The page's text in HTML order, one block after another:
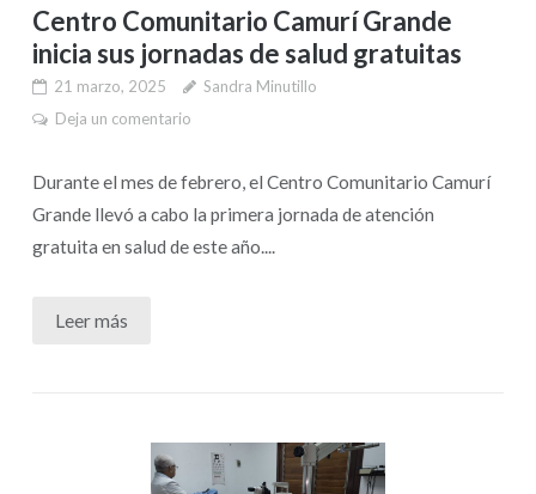
Centro Comunitario Camurí Grande
inicia sus jornadas de salud gratuitas
21 marzo, 2025
Sandra Minutillo
Deja un comentario
Durante el mes de febrero, el Centro Comunitario Camurí
Grande llevó a cabo la primera jornada de atención
gratuita en salud de este año....
Leer más